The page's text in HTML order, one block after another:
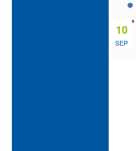
Photo
View
SEP
10